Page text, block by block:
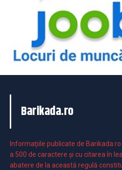
Barikada.ro
Informaţiile publicate de
a 500 de caractere şi cu citarea în
abatere de la această regulă